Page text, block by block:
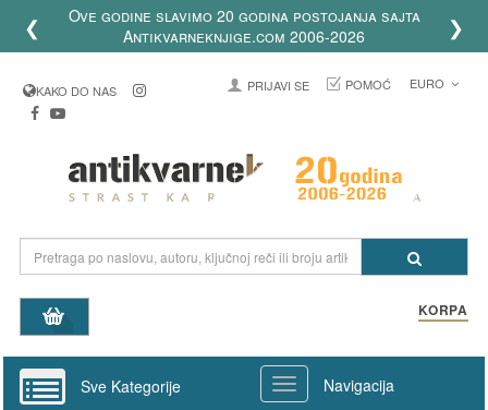
❮
Ove godine slavimo 20 godina postojanja sajta
Antikvarneknjige.com 2006-2026
❯
KAKO DO NAS PRIJAVI SE POMOĆ EURO
KORPA
Sve Kategorije Navigacija